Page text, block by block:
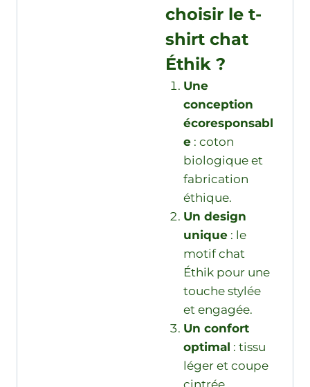
choisir le t-
shirt chat
Éthik ?
Une
conception
écoresponsabl
e: coton
biologique et
fabrication
éthique.
Un design
unique: le
motif chat
Éthik pour une
touche stylée
et engagée.
Un confort
optimal : tissu
léger et coupe
cintrée.